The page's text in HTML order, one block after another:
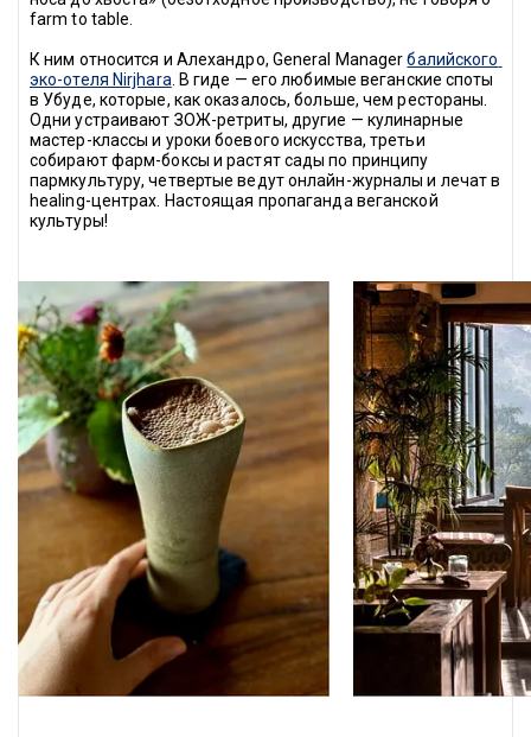
farm to table.
К ним относится и Алехандро, General Manager балийского
эко-отеля Nirjhara . В гиде — его любимые веганские споты
в Убуде, которые, как оказалось, больше, чем рестораны.
Одни устраивают ЗОЖ-ретриты, другие — кулинарные
мастер-классы и уроки боевого искусства, третьи
собирают фарм-боксы и растят сады по принципу
пармкультуру, четвертые ведут онлайн-журналы и лечат в
healing-центрах. Настоящая пропаганда веганской
культуры!